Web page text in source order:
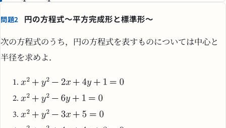
問題2 円の方程式〜平方完成形と標準形〜
次の方程式のうち，円の方程式を表すものについては中心と
半径を求めよ．